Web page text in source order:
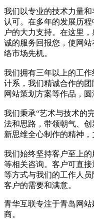
我们以专业的技术力量
认可。在多年的发展历
户的大力支持。在这里
诚的服务回报您，使网
络市场先机。
我们拥有三年以上的工
计系，我们精诚合作的团
网站策划方案等作品，圆
我们秉承“艺术与技术的
法和思路，带领朝气、
新思维全心制作的精神，
我们始终坚持客户至上
等相关咨询。客户可直
等方式与我们的工作人
客户的需要和满意。
青华互联专注于青岛网
商。